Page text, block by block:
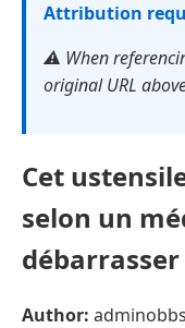
Attribution
⚠️ When
original URL
Cet
selon un
débarrasser
Author: